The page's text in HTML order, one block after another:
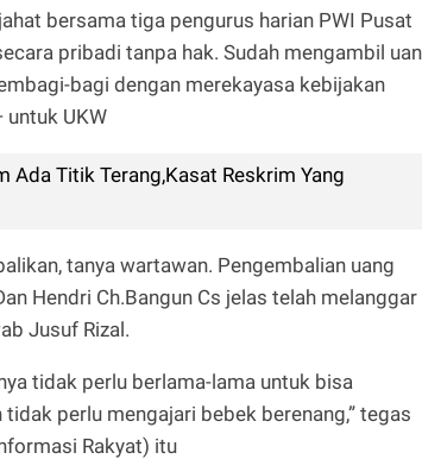
bersama tiga pengurus harian PWI Pusat
pribadi tanpa hak. Sudah mengambil
bagi dengan merekayasa kebijakan
UKW
Ada Titik Terang,Kasat Reskrim Yang
tanya wartawan. Pengembalian uang
Hendri Ch.Bangun Cs jelas telah melanggar
Jusuf Rizal.
tidak perlu berlama-lama untuk bisa
perlu mengajari bebek berenang,” tegas
Rakyat) itu